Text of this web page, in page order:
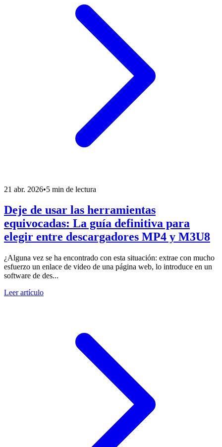
21 abr. 2026•5 min de lectura
Deje de usar las herramientas
equivocadas: La guía definitiva para
elegir entre descargadores MP4 y M3U8
¿Alguna vez se ha encontrado con esta situación: extrae con mucho
esfuerzo un enlace de video de una página web, lo introduce en un
software de des...
Leer artículo